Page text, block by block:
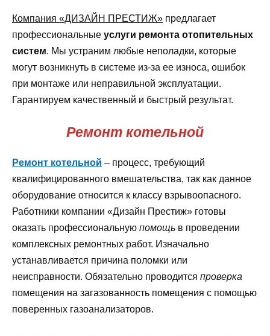
Компания «ДИЗАЙН ПРЕСТИЖ» предлагает
профессиональные услуги ремонта отопительных
систем. Мы устраним любые неполадки, которые
могут возникнуть в системе из-за ее износа, ошибок
при монтаже или неправильной эксплуатации.
Гарантируем качественный и быстрый результат.
Ремонт котельной
Ремонт котельной – процесс, требующий
квалифицированного вмешательства, так как данное
оборудование относится к классу взрывоопасного.
Работники компании «Дизайн Престиж» готовы
оказать профессиональную помощь в проведении
комплексных ремонтных работ. Изначально
устанавливается причина поломки или
неисправности. Обязательно проводится проверка
помещения на загазованность помещения с помощью
поверенных газоанализаторов.